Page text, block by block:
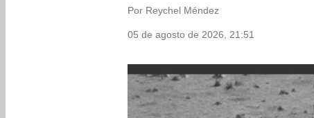
Por Reychel Méndez
05 de agosto de 2026, 21:51